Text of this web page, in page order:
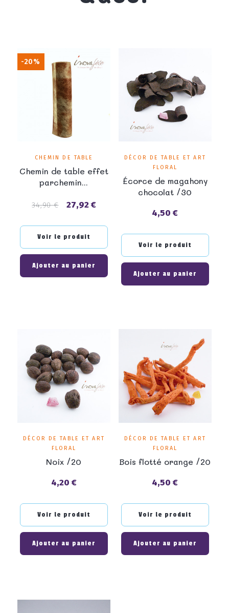
CHEMIN DE TABLE
Chemin de table effet
parchemin...
Prix
34,90 €
Prix 27,92 €
Voir le produit
Ajouter au panier
-20%
DÉCOR DE TABLE ET ART
FLORAL
Écorce de magahony
chocolat /30
Prix
4,50 €
Voir le produit
Ajouter au panier
DÉCOR DE TABLE ET ART
FLORAL
Noix /20
Prix
4,20 €
Voir le produit
Ajouter au panier
DÉCOR DE TABLE ET ART
FLORAL
Bois flotté orange /20
Prix
4,50 €
Voir le produit
Ajouter au panier